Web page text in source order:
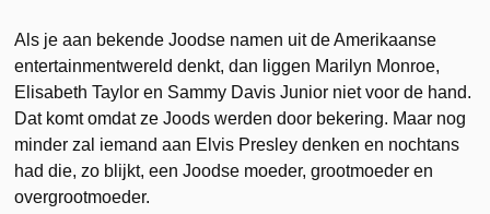
Als je aan bekende Joodse namen uit de Amerikaanse
entertainmentwereld denkt, dan liggen Marilyn Monroe,
Elisabeth Taylor en Sammy Davis Junior niet voor de hand.
Dat komt omdat ze Joods werden door bekering. Maar nog
minder zal iemand aan Elvis Presley denken en nochtans
had die, zo blijkt, een Joodse moeder, grootmoeder en
overgrootmoeder.